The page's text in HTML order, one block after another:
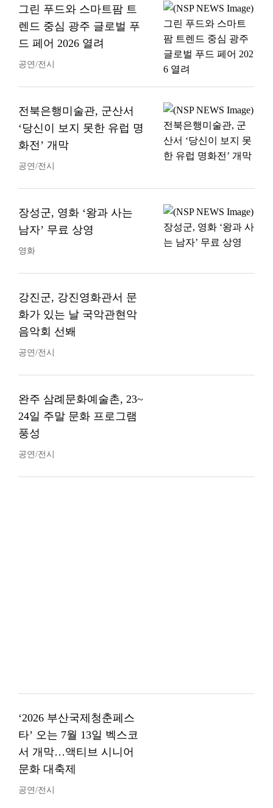
그린 푸드와 스마트팜 트
렌드 중심 광주 글로벌 푸
드 페어 2026 열려
공연/전시
전북은행미술관, 군산서
‘당신이 보지 못한 유럽 명
화전’ 개막
공연/전시
장성군, 영화 ‘왕과 사는
남자’ 무료 상영
영화
강진군, 강진영화관서 문
화가 있는 날 국악관현악
음악회 선봬
공연/전시
완주 삼례문화예술촌, 23~
24일 주말 문화 프로그램
풍성
공연/전시
‘2026 부산국제청춘페스
타’ 오는 7월 13일 벡스코
서 개막…액티브 시니어
문화 대축제
공연/전시